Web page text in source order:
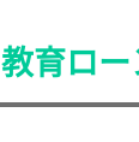
教育ロ